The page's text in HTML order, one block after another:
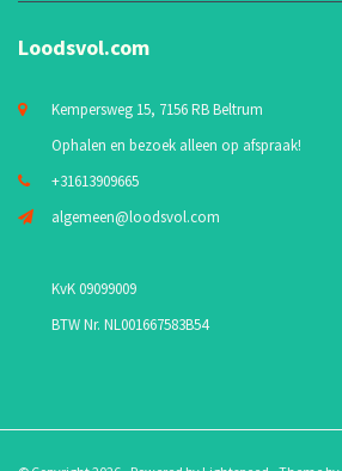
Loodsvol.com
Kempersweg 15, 7156 RB Beltrum
Ophalen en bezoek alleen op afspraak!
+31613909665
algemeen@loodsvol.com
KvK 09099009
BTW Nr. NL001667583B54